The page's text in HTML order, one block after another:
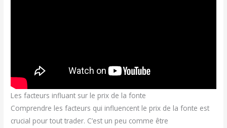
Les facteurs influant sur le prix de la fonte
Comprendre les facteurs qui influencent le prix de la fonte est
crucial pour tout trader. C’est un peu comme être